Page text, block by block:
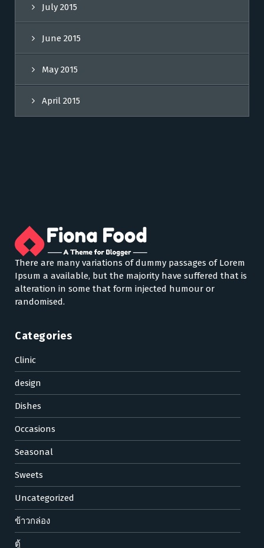
July 2015
June 2015
May 2015
April 2015
There are many variations of dummy passages of Lorem
Ipsum a available, but the majority have suffered that is
alteration in some that form injected humour or
randomised.
Categories
Clinic
design
Dishes
Occasions
Seasonal
Sweets
Uncategorized
ข้าวกล่อง
ตู้